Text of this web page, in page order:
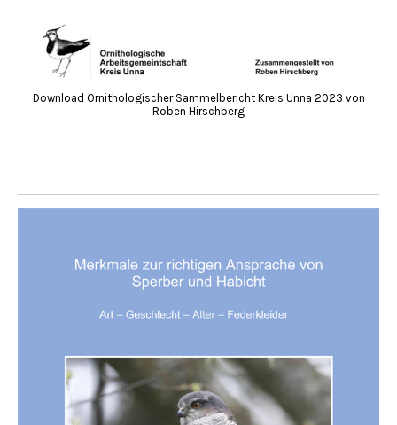
Download Ornithologischer Sammelbericht Kreis Unna 2023 von
Roben Hirschberg